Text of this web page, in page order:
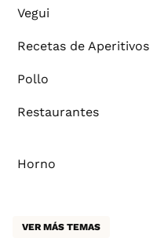
Vegui
Recetas de Aperitivos
Pollo
Restaurantes
Horno
VER MÁS TEMAS